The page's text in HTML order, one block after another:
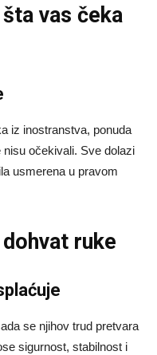
vas čeka
iz inostranstva, ponuda
očekivali. Sve dolazi
usmerena u pravom
ruke
se njihov trud pretvara
sigurnost, stabilnost i